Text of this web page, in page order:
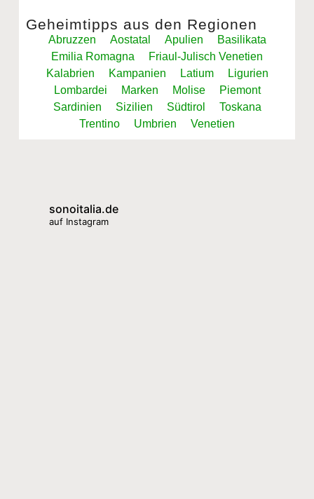
Geheimtipps aus den Regionen
Abruzzen Aostatal Apulien
Basilikata
Emilia Romagna
Friaul-Julisch Venetien
Kalabrien
Kampanien Latium
Ligurien
Lombardei
Marken Molise
Piemont
Sardinien
Sizilien Südtirol
Toskana
Trentino
Umbrien Venetien
sonoitalia.de
auf Instagram